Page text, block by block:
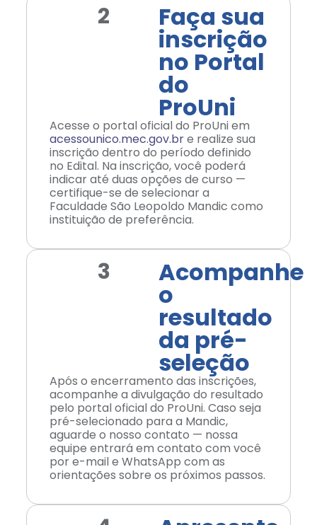
2 Faça sua
inscrição
no Portal
do
ProUni
Acesse o portal oficial do ProUni em
acessounico.mec.gov.bre realize sua
inscrição dentro do período definido
no Edital. Na inscrição, você poderá
indicar até duas opções de curso —
certifique-se de selecionar a
Faculdade São Leopoldo Mandic como
instituição de preferência.
3 Acompanhe
o
resultado
da pré-
seleção
Após o encerramento das inscrições,
acompanhe a divulgação do resultado
pelo portal oficial do ProUni. Caso seja
pré-selecionado para a Mandic,
aguarde o nosso contato — nossa
equipe entrará em contato com você
por e-mail e WhatsApp com as
orientações sobre os próximos passos.